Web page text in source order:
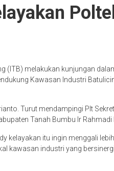
(ITB) melakukan kunjungan
Kawasan Industri
Turut mendampingi Plt
Tanah Bumbu Ir Rahmadi
kelayakan itu ingin menggali
kawasan industri yang